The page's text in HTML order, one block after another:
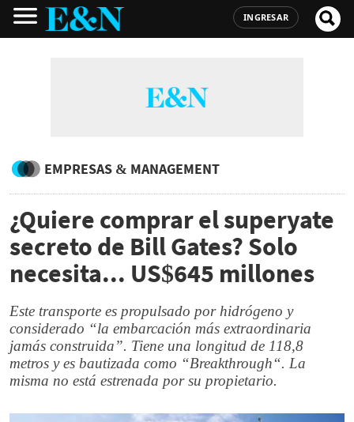
INGRESAR
EMPRESAS & MANAGEMENT
¿Quiere comprar el superyate
secreto de Bill Gates? Solo
necesita... US$645 millones
Este transporte es propulsado por hidrógeno y
considerado “la embarcación más extraordinaria
jamás construida”. Tiene una longitud de 118,8
metros y es bautizada como “Breakthrough“. La
misma no está estrenada por su propietario.